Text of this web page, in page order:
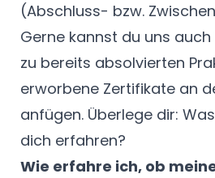
(Abschluss- bzw.
Gerne kannst du uns
zu bereits absolvierten
erworbene Zertifikate an
anfügen. Überlege dir:
dich erfahren?
Wie erfahre ich, ob